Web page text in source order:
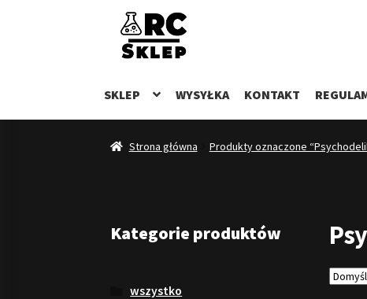
Przejdź
do
nawigacji
Przejdź
do
treści
SKLEP WYSYŁKA KONTAKT
Strona główna Produkty oznaczone
Kategorie produktów
wszystko